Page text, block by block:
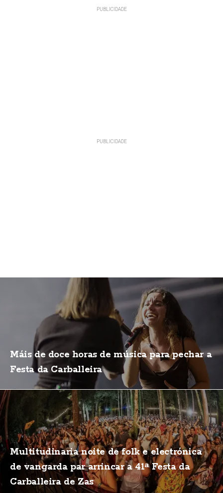
Máis de doce horas de música para pechar a
Festa da Carballeira
Multitudinaria noite de folk e electrónica
de vangarda par arrincar a 41ª Festa da
Carballeira de Zas